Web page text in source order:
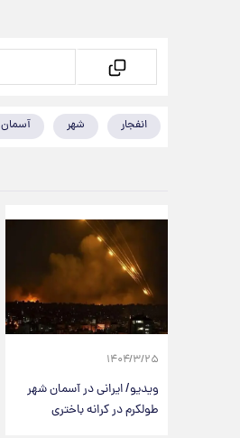
انفجار شهر آسمان
۱۴۰۴/۳/۲۵
ویدیو/ ایرانی در آسمان شهر
طولکرم در کرانه باختری